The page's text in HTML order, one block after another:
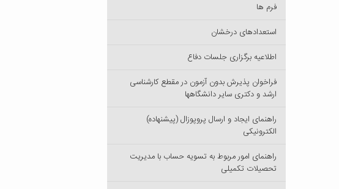
فرم ها
استعدادهای درخشان
اطلاعیه برگزاری جلسات دفاع
فراخوان پذیرش بدون آزمون در مقطع کارشناسی
ارشد و دکتری سایر دانشگاهها
راهنمای ایجاد و ارسال پروپوزال (پیشنهاده)
الکترونیکی
راهنمای امور مربوط به تسویه حساب با مدیریت
تحصیلات تکمیلی